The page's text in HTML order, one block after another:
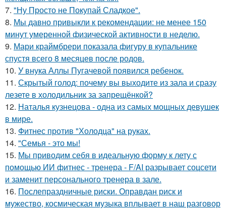
7. "Ну Просто не Покупай Сладкое".
8. Мы давно привыкли к рекомендации: не менее 150
минут умеренной физической активности в неделю.
9. Мари краймбрери показала фигуру в купальнике
спустя всего 8 месяцев после родов.
10. У внука Аллы Пугачевой появился ребенок.
11. Скрытый голод: почему вы выходите из зала и сразу
лезете в холодильник за запрещёнкой?
12. Наталья кузнецова - одна из самых мощных девушек
в мире.
13. Фитнес против "Холодца" на руках.
14. "Семья - это мы!
15. Мы приводим себя в идеальную форму к лету с
помощью ИИ фитнес - тренера - F/AI разрывает соцсети
и заменит персонального тренера в зале.
16. Послепраздничные риски. Оправдан риск и
мужество, космическая музыка вплывает в наш разговор